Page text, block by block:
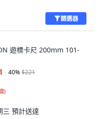
篩選器
遊標卡尺 200mm 101-
40%$221
)
三 預計送達